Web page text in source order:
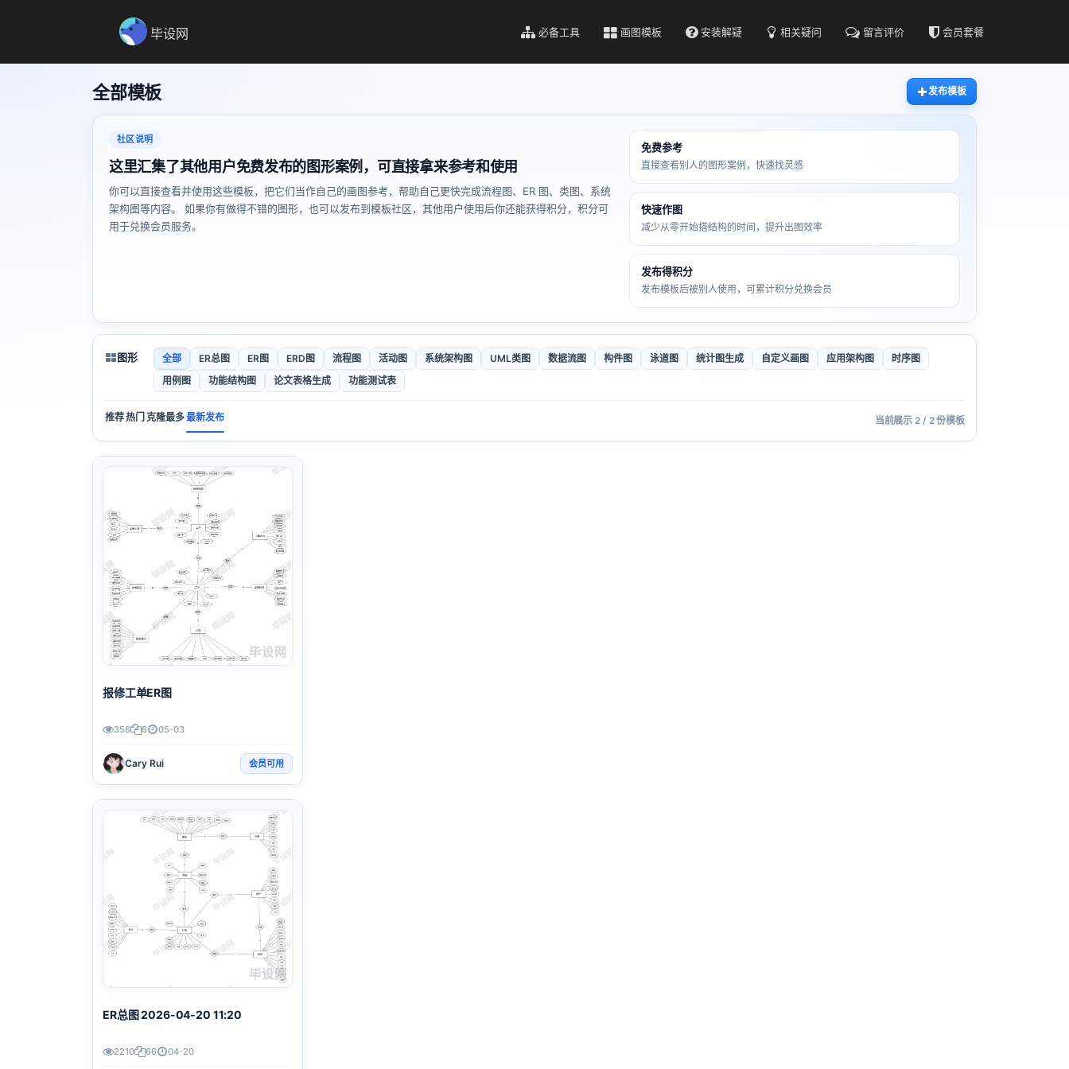
毕设网 必备工具 画图模板 安装解疑 相关疑问 留言评价 会员套餐
全部模板 发布模板
社区说明
这里汇集了其他用户免费发布的图形案例，可直接拿来参考和使用
你可以直接查看并使用这些模板，把它们当作自己的画图参考，帮助自己更快完成流程图、ER 图、类图、系统
架构图等内容。 如果你有做得不错的图形，也可以发布到模板社区，其他用户使用后你还能获得积分，积分可
用于兑换会员服务。
免费参考
直接查看别人的图形案例，快速找灵感
快速作图
减少从零开始搭结构的时间，提升出图效率
发布得积分
发布模板后被别人使用，可累计积分兑换会员
图形 全部 ER总图 ER图 ERD图 流程图 活动图 系统架构图 UML类图 数据流图 构件图 泳道图 统计图生成 自定义画图 应用架构图
时序图
用例图
功能结构图 论文表格生成 功能测试表
推荐热门 克隆最多最新发布 当前展示 2 / 2 份模板
毕设网
报修工单ER图
356 6 05-03
Cary Rui 会员可用
毕设网
ER总图 2026-04-20 11:20
2210 66 04-20